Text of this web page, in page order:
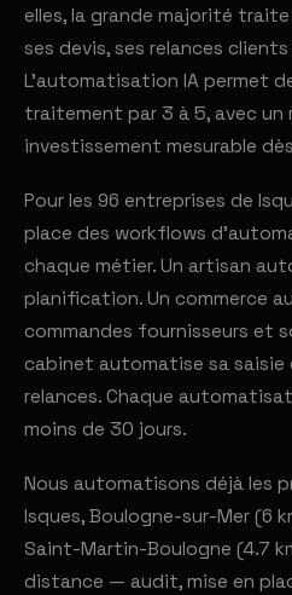
elles, la grande majorité
ses devis, ses relances
L'automatisation IA permet
traitement par 3 à 5, avec un
investissement mesurable
Pour les 96 entreprises de
place des workflows
chaque métier. Un artisan
planification. Un commerce
commandes fournisseurs et
cabinet automatise sa
relances. Chaque
moins de 30 jours.
Nous automatisons déjà les
Isques, Boulogne-sur-Mer (6
Saint-Martin-Boulogne (4.7
distance — audit, mise en